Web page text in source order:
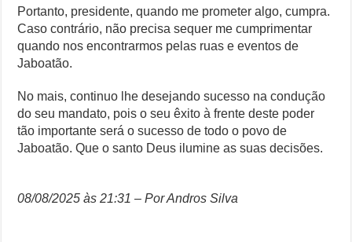
Portanto, presidente, quando me prometer algo, cumpra.
Caso contrário, não precisa sequer me cumprimentar
quando nos encontrarmos pelas ruas e eventos de
Jaboatão.
No mais, continuo lhe desejando sucesso na condução
do seu mandato, pois o seu êxito à frente deste poder
tão importante será o sucesso de todo o povo de
Jaboatão. Que o santo Deus ilumine as suas decisões.
08/08/2025 às 21:31 – Por Andros Silva